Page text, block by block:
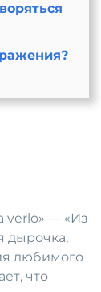
verlo» — «Из
дырочка,
любимого
что